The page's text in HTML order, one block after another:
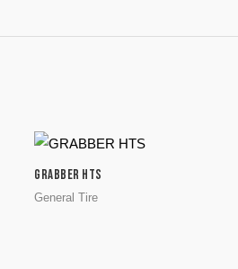
GRABBER HTS
General Tire